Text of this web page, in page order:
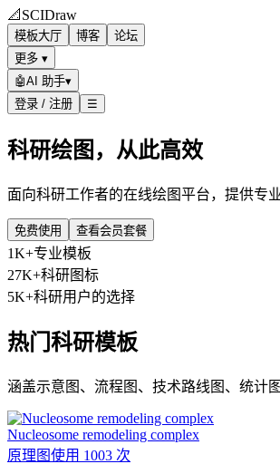
📐 SCIDraw
模板大厅 博客
论坛
更多 ▾
🤖AI 助手▾
登录 / 注册
☰
科研绘图，从此高效
面向科研工作者的在线绘图平台，提供专
免费使用 查看会员套餐
1K+专业模板
27K+科研图标
5K+科研用户的选择
热门科研模板
涵盖示意图、流程图、技术路线图、统计
Nucleosome remodeling complex
原理图使用 1003 次